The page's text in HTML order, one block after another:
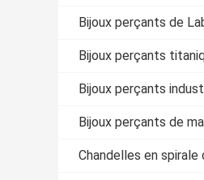
Bijoux perçants de
Bijoux perçants
Bijoux perçants
Bijoux perçants de
Chandelles en spirale